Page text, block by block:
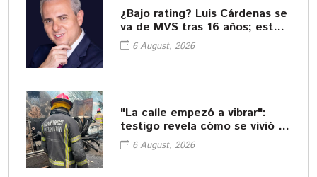
¿Bajo rating? Luis Cárdenas se
va de MVS tras 16 años; esto
se sabe
6 August, 2026
"La calle empezó a vibrar":
testigo revela cómo se vivió la
explosión de pipa en
Cuernavaca
6 August, 2026